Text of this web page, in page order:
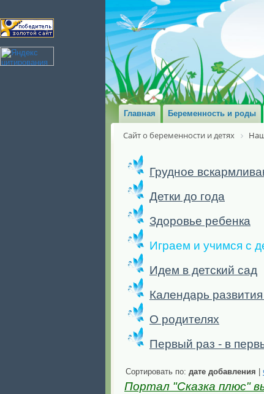
Главная Беременность и роды
Сайт о беременности и детях
Грудное
Детки до года
Здоровье ребенка
Играем и учимся с
Идем в детский сад
Календарь
О родителях
Первый раз - в
Сортировать по: дате добавления
Портал "Сказка плюс"